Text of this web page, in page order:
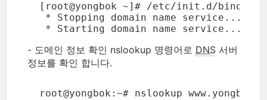
[root@yongbok ~]# /etc/init.d/bind9
* Stopping domain name service...
* Starting domain name service...
- 도메인 정보 확인 nslookup 명령어로 DNS 서버
정보를 확인 합니다.
root@yongbok:~# nslookup